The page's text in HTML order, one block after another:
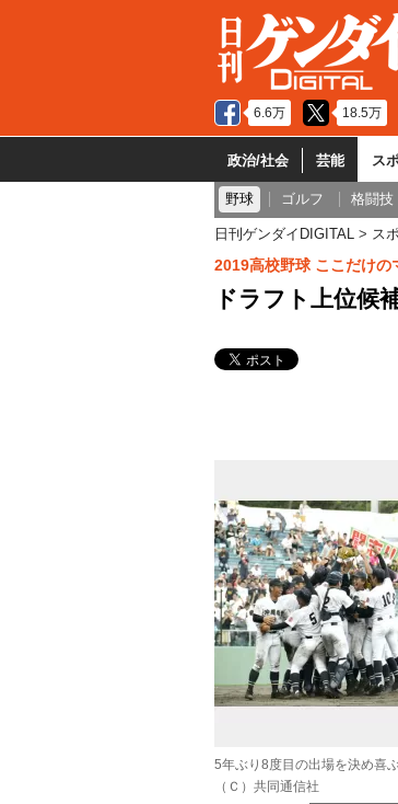
6.6万 18.5万
政治/社会 芸能 ス
野球 ゴルフ 格闘技
日刊ゲンダイDIGITAL ス
2019高校野球 ここだけの
ドラフト上位候
5年ぶり8度目の出場を決め喜
（Ｃ）共同通信社